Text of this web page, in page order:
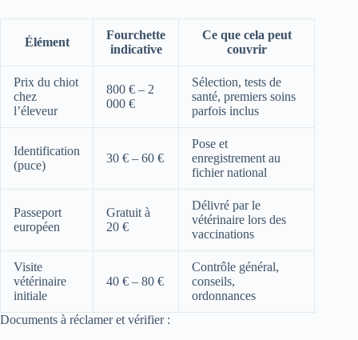
Élément
Fourchette
indicative
Ce que cela peut
couvrir
Prix du chiot
chez
l’éleveur
800 € – 2
000 €
Sélection, tests de
santé, premiers soins
parfois inclus
Identification
(puce)
30 € – 60 €
Pose et
enregistrement au
fichier national
Passeport
européen
Gratuit à
20 €
Délivré par le
vétérinaire lors des
vaccinations
Visite
vétérinaire
initiale
40 € – 80 €
Contrôle général,
conseils,
ordonnances
Documents à réclamer et vérifier :